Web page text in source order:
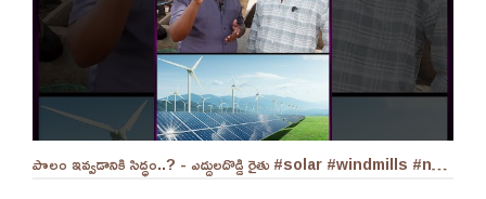
పొలం ఇవ్వడానికి సిద్ధం..? - ఎద్దులదొడ్డి రైతు #solar #windmills #naralokesh #solarenergy